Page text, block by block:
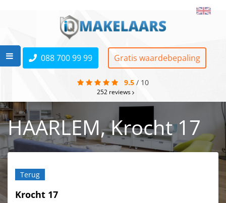
088 700 99 99 Gratis waardebepaling
9.5 / 10
252 reviews
HAARLEM, Krocht 17
Terug
Krocht 17